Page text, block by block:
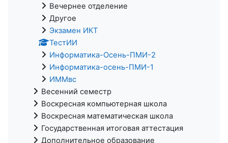
Вечернее отделение
Другое
Экзамен ИКТ
ТестИИ
Информатика-Осень-ПМИ-2
Информатика-осень-ПМИ-1
ИММвс
Весенний семестр
Воскресная компьютерная школа
Воскресная математическая школа
Государственная итоговая аттестация
Дополнительное образование